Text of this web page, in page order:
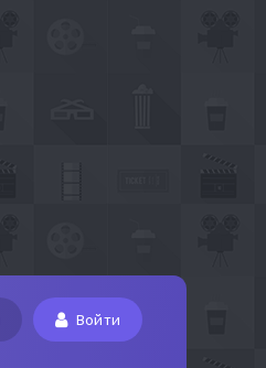
Войти